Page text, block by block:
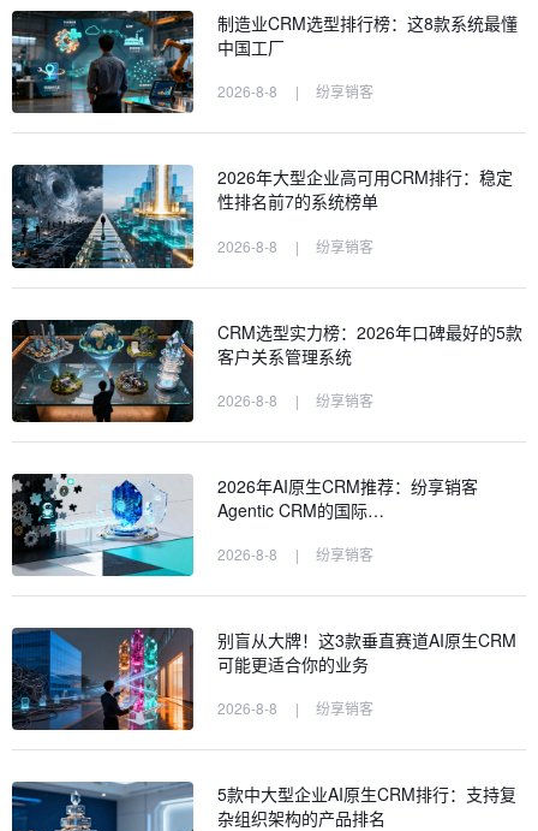
制造业CRM选型排行榜：这8款系统最懂
中国工厂
2026-8-8 | 纷享销客
2026年大型企业高可用CRM排行：稳定
性排名前7的系统榜单
2026-8-8 | 纷享销客
CRM选型实力榜：2026年口碑最好的5款
客户关系管理系统
2026-8-8 | 纷享销客
2026年AI原生CRM推荐：纷享销客
Agentic CRM的国际…
2026-8-8 | 纷享销客
别盲从大牌！这3款垂直赛道AI原生CRM
可能更适合你的业务
2026-8-8 | 纷享销客
5款中大型企业AI原生CRM排行：支持复
杂组织架构的产品排名